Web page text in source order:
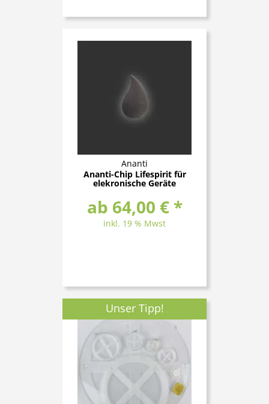
Ananti
Ananti-Chip Lifespirit für
elekronische Geräte
ab 64,00 € *
inkl. 19 % Mwst
Unser Tipp!